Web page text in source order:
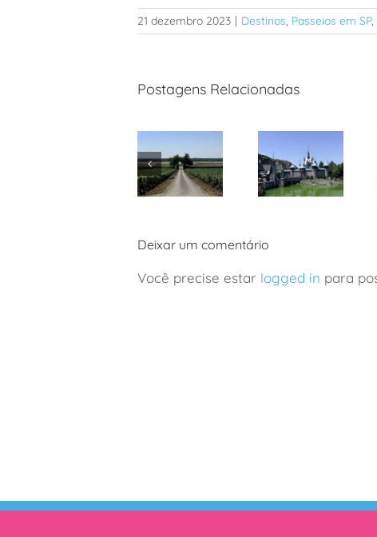
21 dezembro 2023 | Destinos, Passeios em SP,
Postagens Relacionadas
França:
Borgonha
Disney Paris:
Deixar um comentário
Você precise estar logged in para